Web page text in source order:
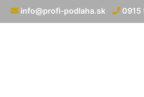
info@profi-podlaha.sk 0915